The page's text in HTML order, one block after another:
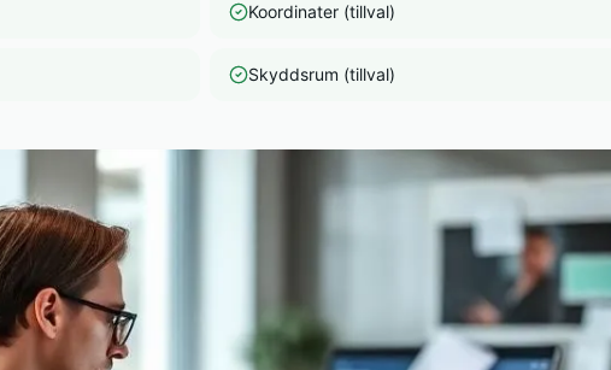
Koordinater (tillval)
Skyddsrum (tillval)